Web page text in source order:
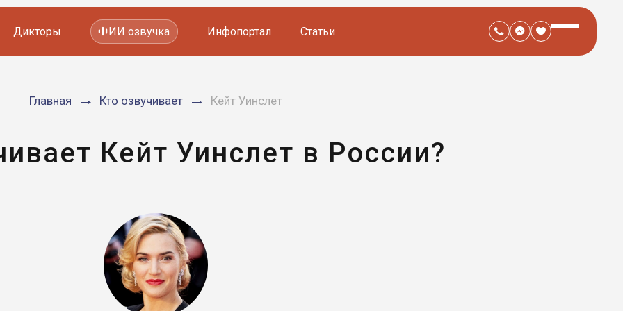
Мультфильмов
Дикторы ИИ озвучка Инфопортал Статьи
Главная Кто озвучивает Кейт Уинслет
Кейт Уинслет в России?